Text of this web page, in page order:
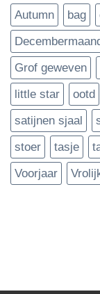
Autumn bag
Grof geweven
little star
ootd
satijnen sjaal
stoer
tasje
Voorjaar